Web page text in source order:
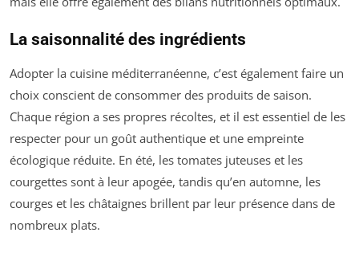
La saisonnalité des ingrédients
Adopter la cuisine méditerranéenne, c’est également faire un
choix conscient de consommer des produits de saison.
Chaque région a ses propres récoltes, et il est essentiel de les
respecter pour un goût authentique et une empreinte
écologique réduite. En été, les tomates juteuses et les
courgettes sont à leur apogée, tandis qu’en automne, les
courges et les châtaignes brillent par leur présence dans de
nombreux plats.